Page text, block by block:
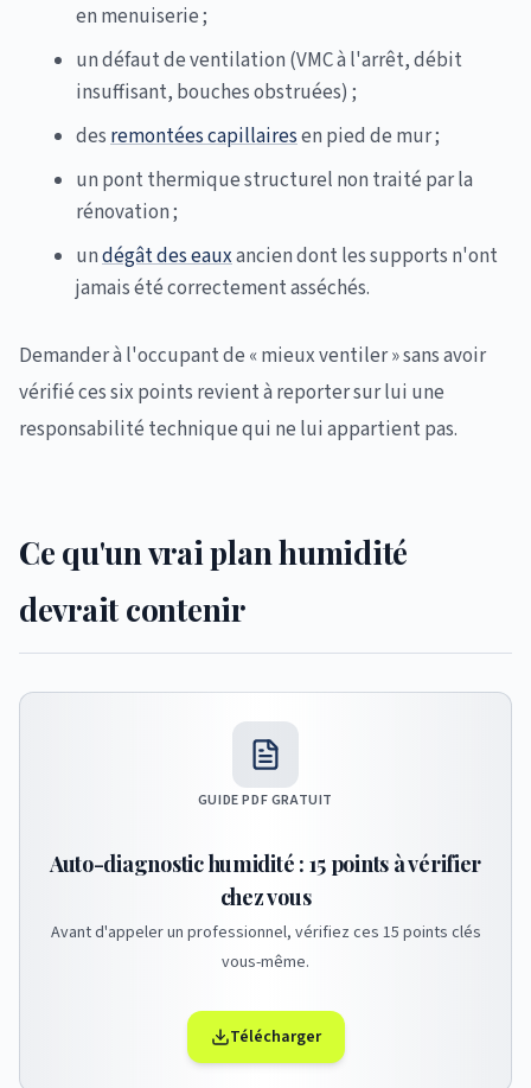
en menuiserie ;
un défaut de ventilation (VMC à l'arrêt, débit
insuffisant, bouches obstruées) ;
des remontées capillairesen pied de mur ;
un pont thermique structurel non traité par la
rénovation ;
undégât des eauxancien dont les supports n'ont
jamais été correctement asséchés.
Demander à l'occupant de « mieux ventiler » sans avoir
vérifié ces six points revient à reporter sur lui une
responsabilité technique qui ne lui appartient pas.
Ce qu'un vrai plan humidité
devrait contenir
GUIDE PDF GRATUIT
Auto-diagnostic humidité : 15 points à vérifier
chez vous
Avant d'appeler un professionnel, vérifiez ces 15 points clés
vous-même.
Télécharger